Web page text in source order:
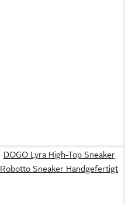
DOGO Lyra High-Top Sneaker
Robotto Sneaker Handgefertigt